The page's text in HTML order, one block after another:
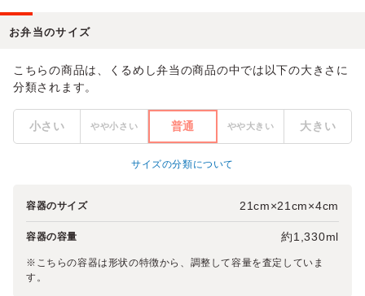
お弁当のサイズ
こちらの商品は、くるめし弁当の商品の中では以下の大きさに
分類されます。
小さい やや小さい 普通 やや大きい 大きい
サイズの分類について
容器のサイズ 21cm×21cm×4cm
容器の容量 約1,330ml
※こちらの容器は形状の特徴から、調整して容量を査定していま
す。